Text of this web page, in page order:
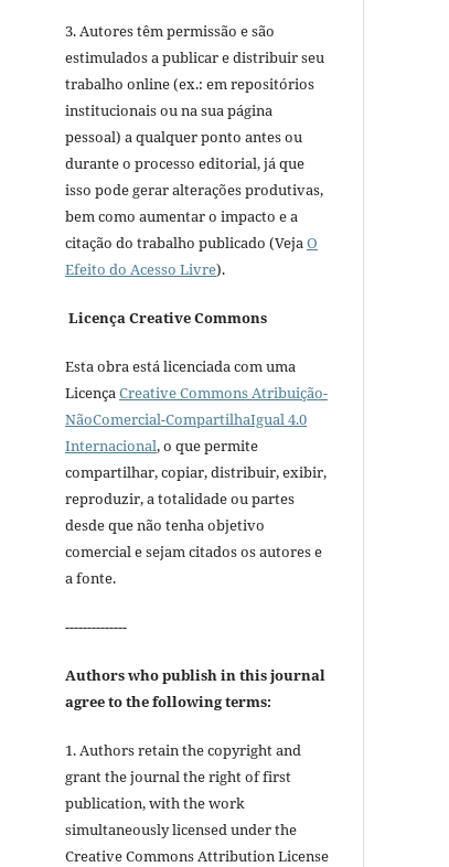
3. Autores têm permissão e são
estimulados a publicar e distribuir seu
trabalho online (ex.: em repositórios
institucionais ou na sua página
pessoal) a qualquer ponto antes ou
durante o processo editorial, já que
isso pode gerar alterações produtivas,
bem como aumentar o impacto e a
citação do trabalho publicado (VejaO
Efeito do Acesso Livre).
Licença Creative Commons
Esta obra está licenciada com uma
LicençaCreative Commons Atribuição-
NãoComercial-CompartilhaIgual 4.0
Internacional, o que permite
compartilhar, copiar, distribuir, exibir,
reproduzir, a totalidade ou partes
desde que não tenha objetivo
comercial e sejam citados os autores e
a fonte.
--------------
Authors who publish in this journal
agree to the following terms:
1. Authors retain the copyright and
grant the journal the right of first
publication, with the work
simultaneously licensed under the
Creative Commons Attribution License